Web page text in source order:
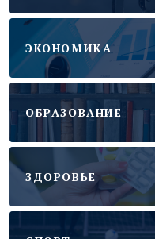
ЭКОНОМИКА
ОБРАЗОВАНИЕ
ЗДОРОВЬЕ